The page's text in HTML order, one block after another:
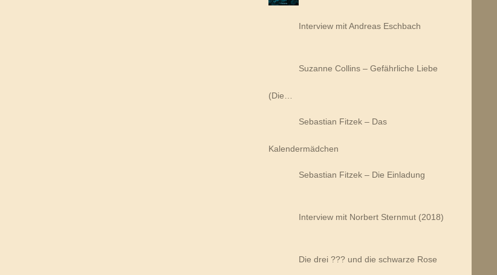
Interview mit Andreas Eschbach
Suzanne Collins – Gefährliche Liebe
(Die…
Sebastian Fitzek – Das
Kalendermädchen
Sebastian Fitzek – Die Einladung
Interview mit Norbert Sternmut (2018)
Die drei ??? und die schwarze Rose